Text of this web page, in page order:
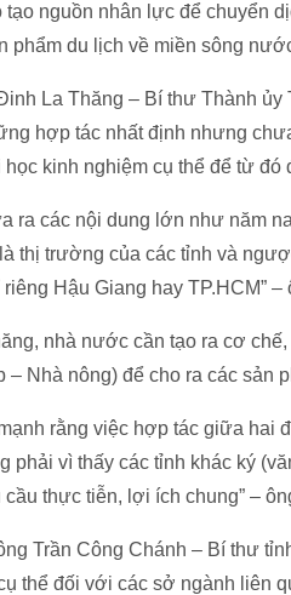
nguồn nhân lực để chuyển
phẩm du lịch về miền sông
La Thăng – Bí thư Thành
hợp tác nhất định nhưng
học kinh nghiệm cụ thể để từ
ra các nội dung lớn như năm
thị trường của các tỉnh và
Hậu Giang hay TP.HCM” –
nhà nước cần tạo ra cơ
– Nhà nông) để cho ra các sản
rằng việc hợp tác giữa hai
phải vì thấy các tỉnh khác ký
cầu thực tiễn, lợi ích chung” –
Trần Công Chánh – Bí thư
thể đối với các sở ngành liên